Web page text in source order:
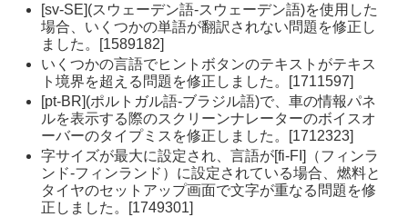
[sv-SE](スウェーデン語-スウェーデン語)を使用した
場合、いくつかの単語が翻訳されない問題を修正し
ました。[1589182]
いくつかの言語でヒントボタンのテキストがテキス
ト境界を超える問題を修正しました。[1711597]
[pt-BR](ポルトガル語-ブラジル語)で、車の情報パネ
ルを表示する際のスクリーンナレーターのボイスオ
ーバーのタイプミスを修正しました。[1712323]
字サイズが最大に設定され、言語が[fi-FI]（フィンラ
ンド-フィンランド）に設定されている場合、燃料と
タイヤのセットアップ画面で文字が重なる問題を修
正しました。[1749301]